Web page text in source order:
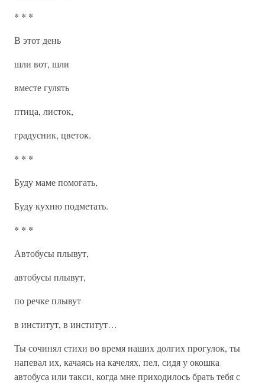
* * *
В этот день
шли вот, шли
вместе гулять
птица, листок,
градусник, цветок.
* * *
Буду маме помогать,
Буду кухню подметать.
* * *
Автобусы плывут,
автобусы плывут,
по речке плывут
в институт, в институт…
Ты сочинял стихи во время наших долгих прогулок, ты
напевал их, качаясь на качелях, пел, сидя у окошка
автобуса или такси, когда мне приходилось брать тебя с